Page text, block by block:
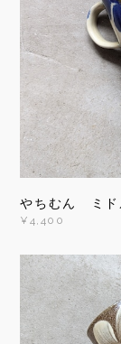
やちむん ミ
¥4,400